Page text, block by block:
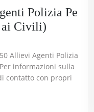
Polizia Pe
ai Civili)
Allievi Agenti Polizia
informazioni sulla
contatto con propri